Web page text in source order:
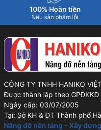
100% Hoàn tiền
Nếu sản phẩm lỗi
CÔNG TY TNHH HANIKO
Được thành lập theo GPĐKKD
Ngày cấp: 03/07/2005
Tại: Sở KH & ĐT Thành phố
Nâng đỡ nền tảng - Xây